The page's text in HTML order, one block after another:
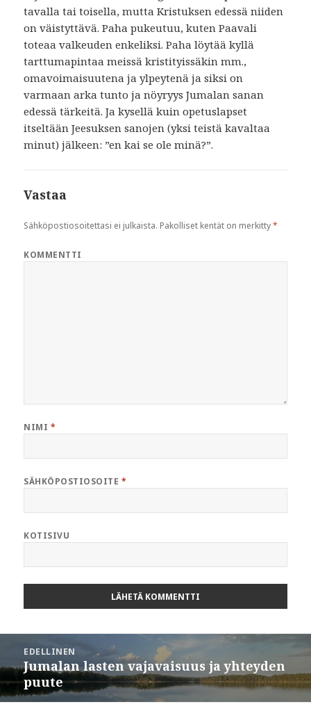
tavalla tai toisella, mutta Kristuksen edessä niiden
on väistyttävä. Paha pukeutuu, kuten Paavali
toteaa valkeuden enkeliksi. Paha löytää kyllä
tarttumapintaa meissä kristityissäkin mm.,
omavoimaisuutena ja ylpeytenä ja siksi on
varmaan arka tunto ja nöyryys Jumalan sanan
edessä tärkeitä. Ja kysellä kuin opetuslapset
itseltään Jeesuksen sanojen (yksi teistä kavaltaa
minut) jälkeen: ”en kai se ole minä?”.
Vastaa
Sähköpostiosoitettasi ei julkaista. Pakolliset kentät on merkitty*
KOMMENTTI
NIMI *
SÄHKÖPOSTIOSOITE *
KOTISIVU
selaus
EDELLINEN
Edellinen
artikkeli:
Jumalan lasten vajavaisuus ja yhteyden
puute